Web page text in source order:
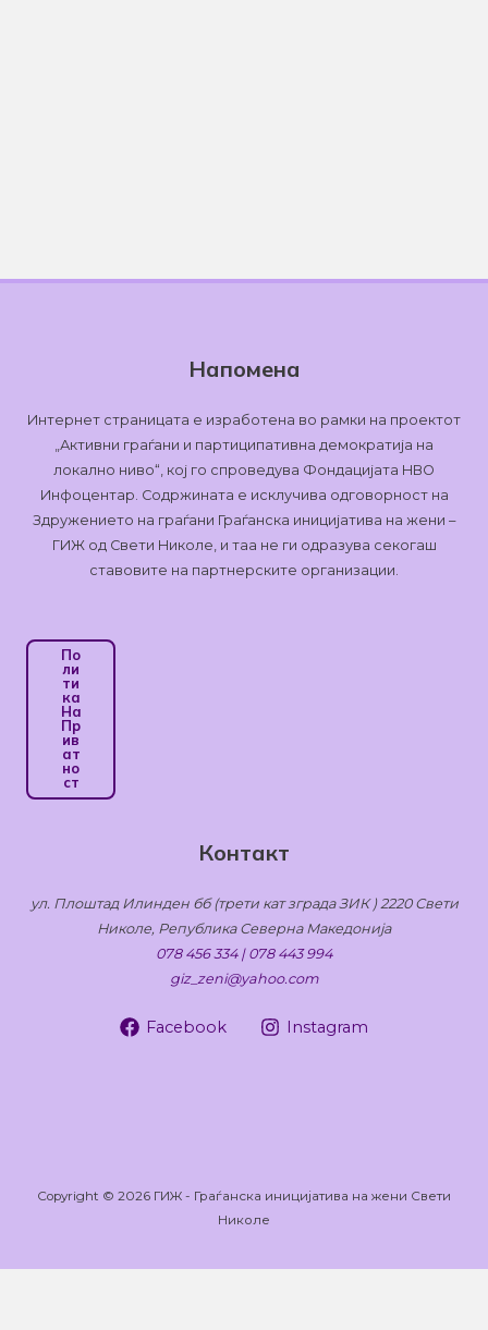
Напомена
Интернет страницата е изработена во рамки на проектот
„Активни граѓани и партиципативна демократија на
локално ниво“, кој го спроведува Фондацијата НВО
Инфоцентар. Содржината е исклучива одговорност на
Здружението на граѓани Граѓанска иницијатива на жени –
ГИЖ од Свети Николе, и таа не ги одразува секогаш
ставовите на партнерските организации.
По
Ли
Ти
Ка
На
Пр
Ив
Ат
Но
Ст
Контакт
ул. Плоштад Илинден бб (трети кат зграда ЗИК ) 2220 Свети
Николе, Република Северна Македонија
078 456 334 | 078 443 994
giz_zeni@yahoo.com
Facebook Instagram
Copyright © 2026 ГИЖ - Граѓанска иницијатива на жени Свети
Николе